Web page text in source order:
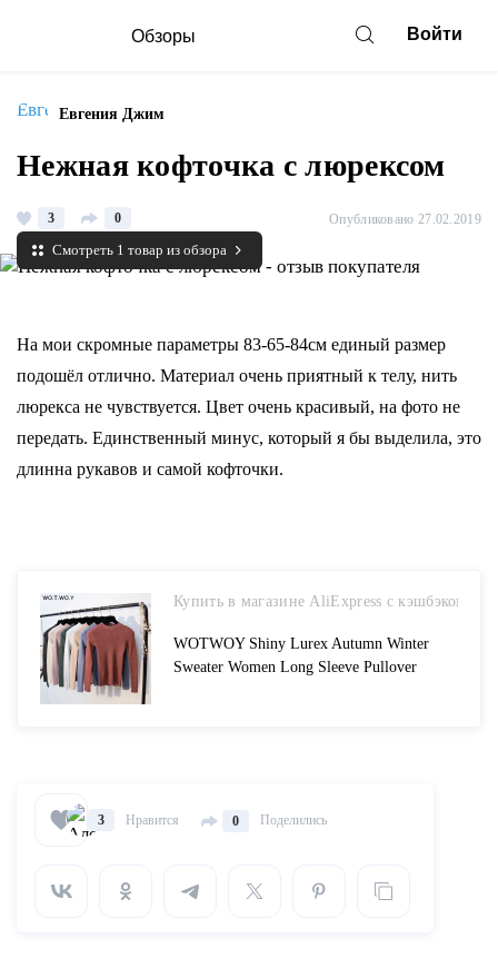
Обзоры Войти
Евгения Джим
Нежная кофточка с люрексом
3 0 Опубликовано 27.02.2019
Смотреть 1 товар из обзора
На мои скромные параметры 83-65-84см единый размер
подошёл отлично. Материал очень приятный к телу, нить
люрекса не чувствуется. Цвет очень красивый, на фото не
передать. Единственный минус, который я бы выделила, это
длинна рукавов и самой кофточки.
Купить в магазине AliExpress с кэшбэком
WOTWOY Shiny Lurex Autumn Winter
Sweater Women Long Sleeve Pullover
3 Нравится 0 Поделились